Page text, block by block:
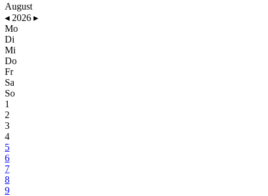
August
◂ 2026 ▸
Mo
Di
Mi
Do
Fr
Sa
So
1
2
3
4
5
6
7
8
9